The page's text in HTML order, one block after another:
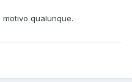
qualunque.